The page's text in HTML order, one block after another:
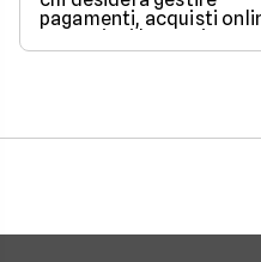
pagamenti, acquisti
operazioni bancarie
quotidiane senza aprire